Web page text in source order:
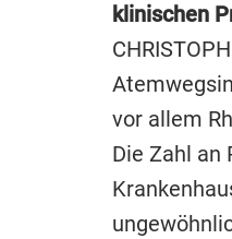
klinischen
vor allem
Die Zahl an